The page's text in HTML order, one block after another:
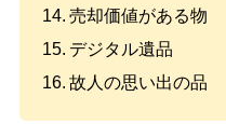
売却価値がある物
デジタル遺品
故人の思い出の品